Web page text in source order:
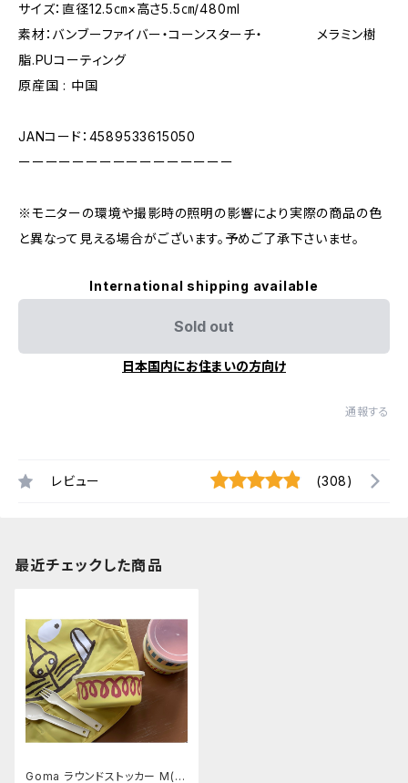
サイズ：直径12.5㎝×高さ5.5㎝/480ml
素材：バンブーファイバー・コーンスターチ・ メラミン樹
脂.PUコーティング
原産国 : 中国
JANコード：4589533615050
ーーーーーーーーーーーーーーーー
※モニターの環境や撮影時の照明の影響により実際の商品の色
と異なって見える場合がございます。予めご了承下さいませ。
International shipping available
Sold out
日本国内にお住まいの方向け
通報する
レビュー (308)
最近チェックした商品
Goma ラウンドストッカー M(C